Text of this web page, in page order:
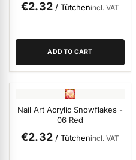
€2.32/ Tütchenincl. VAT
ADD TO CART
Nail Art Acrylic Snowflakes -
06 Red
€2.32/ Tütchenincl. VAT